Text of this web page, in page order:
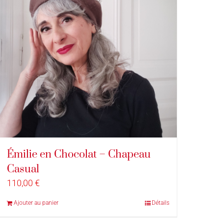
Émilie en Chocolat – Chapeau
Casual
110,00 €
Ajouter au panier Détails